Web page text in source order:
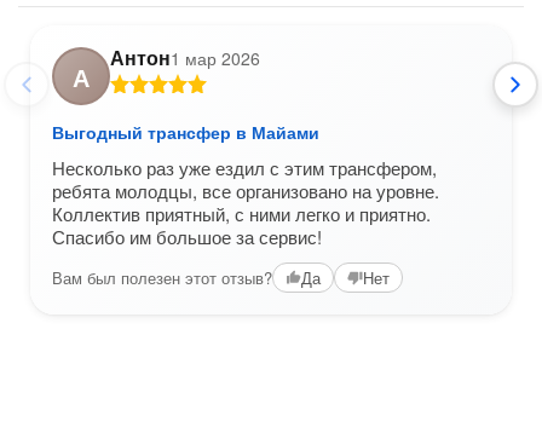
А
Антон1 мар 2026
Выгодный трансфер в Майами
Несколько раз уже ездил с этим трансфером,
ребята молодцы, все организовано на уровне.
Коллектив приятный, с ними легко и приятно.
Спасибо им большое за сервис!
Вам был полезен этот отзыв? Да Нет